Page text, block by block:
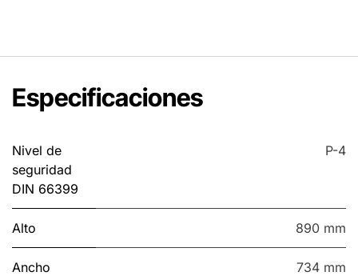
Especificaciones
Nivel de
seguridad
DIN 66399
P-4
Alto 890 mm
Ancho 734 mm